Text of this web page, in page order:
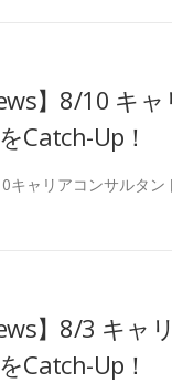
】8/10 キ
Catch-Up！
キャリアコンサルタ
】8/3 キャ
Catch-Up！